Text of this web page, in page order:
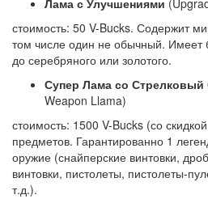
Лама с Улучшениями
стоимость: 50 V-Bucks. Содержит
том числе один не обычный. Имеет
до серебряного или золотого.
Супер Лама со
Weapon Llama)
стоимость: 1500 V-Bucks (со
предметов. Гарантированно 1
оружие (снайперские винтовки,
винтовки, пистолеты, пистолеты-
т.д.).